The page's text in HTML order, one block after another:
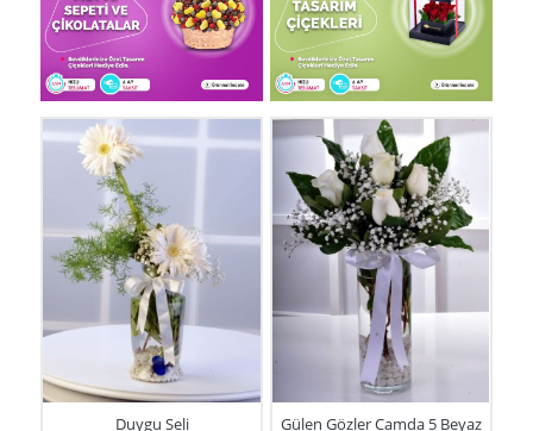
Duygu Seli
Gülen Gözler Camda 5 Beyaz